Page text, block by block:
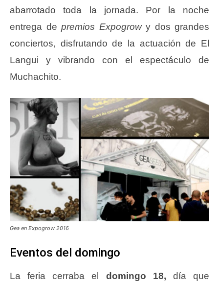
abarrotado toda la jornada. Por la noche
entrega de premios Expogrowy dos grandes
conciertos, disfrutando de la actuación de El
Langui y vibrando con el espectáculo de
Muchachito.
Gea en Expogrow 2016
Eventos del domingo
La feria cerraba el domingo 18, día que